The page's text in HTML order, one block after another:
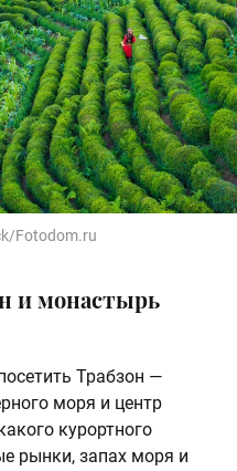
Fotodom.ru
и монастырь
Трабзон —
моря и центр
курортного
рынки, запах моря и